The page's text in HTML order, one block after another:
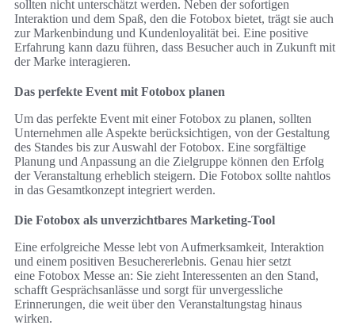
sollten nicht unterschätzt werden. Neben der sofortigen
Interaktion und dem Spaß, den die Fotobox bietet, trägt sie auch
zur Markenbindung und Kundenloyalität bei. Eine positive
Erfahrung kann dazu führen, dass Besucher auch in Zukunft mit
der Marke interagieren.
Das perfekte Event mit Fotobox planen
Um das perfekte Event mit einer Fotobox zu planen, sollten
Unternehmen alle Aspekte berücksichtigen, von der Gestaltung
des Standes bis zur Auswahl der Fotobox. Eine sorgfältige
Planung und Anpassung an die Zielgruppe können den Erfolg
der Veranstaltung erheblich steigern. Die Fotobox sollte nahtlos
in das Gesamtkonzept integriert werden.
Die Fotobox als unverzichtbares Marketing-Tool
Eine erfolgreiche Messe lebt von Aufmerksamkeit, Interaktion
und einem positiven Besuchererlebnis. Genau hier setzt
eine Fotobox Messe an: Sie zieht Interessenten an den Stand,
schafft Gesprächsanlässe und sorgt für unvergessliche
Erinnerungen, die weit über den Veranstaltungstag hinaus
wirken.